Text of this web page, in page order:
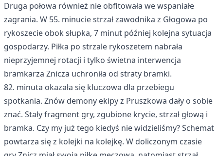
Druga połowa również nie obfitowała we wspaniałe
zagrania. W 55. minucie strzał zawodnika z Głogowa po
rykoszecie obok słupka, 7 minut później kolejna sytuacja
gospodarzy. Piłka po strzale rykoszetem nabrała
nieprzyjemnej rotacji i tylko świetna interwencja
bramkarza Znicza uchroniła od straty bramki.
82. minuta okazała się kluczowa dla przebiegu
spotkania. Znów demony ekipy z Pruszkowa dały o sobie
znać. Stały fragment gry, zgubione krycie, strzał głową i
bramka. Czy my już tego kiedyś nie widzieliśmy? Schemat
powtarza się z kolejki na kolejkę. W doliczonym czasie